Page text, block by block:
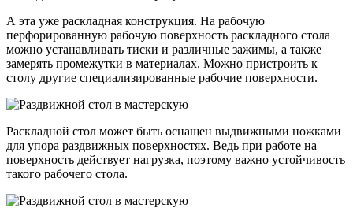
А эта уже раскладная конструкция. На рабочую
перфорированную рабочую поверхность раскладного стола
можно устанавливать тиски и различные зажимы, а также
замерять промежутки в материалах. Можно пристроить к
столу другие специализированные рабочие поверхности.
Раскладной стол может быть оснащен выдвижными ножками
для упора раздвижных поверхностях. Ведь при работе на
поверхность действует нагрузка, поэтому важно устойчивость
такого рабочего стола.